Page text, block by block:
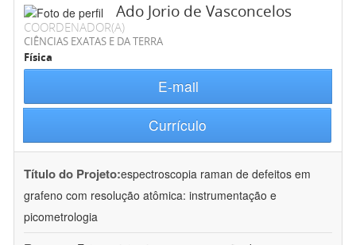
Ado Jorio de Vasconcelos
COORDENADOR(A)
CIÊNCIAS EXATAS E DA TERRA
Física
E-mail
Currículo
Título do Projeto:espectroscopia raman de defeitos em
grafeno com resolução atômica: instrumentação e
picometrologia